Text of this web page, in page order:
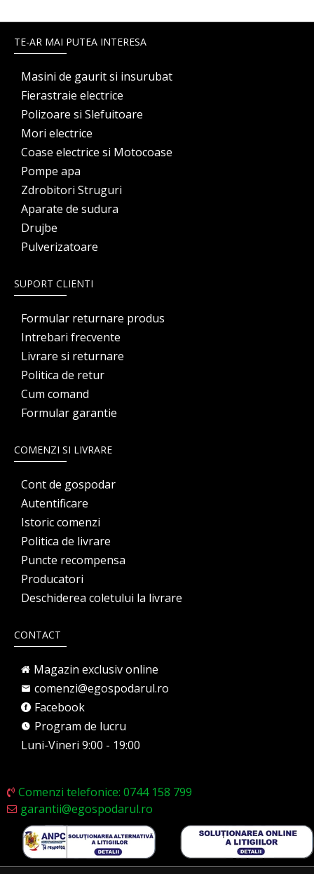
TE-AR MAI PUTEA INTERESA
Masini de gaurit si insurubat
Fierastraie electrice
Polizoare si Slefuitoare
Mori electrice
Coase electrice si Motocoase
Pompe apa
Zdrobitori Struguri
Aparate de sudura
Drujbe
Pulverizatoare
SUPORT CLIENTI
Formular returnare produs
Intrebari frecvente
Livrare si returnare
Politica de retur
Cum comand
Formular garantie
COMENZI SI LIVRARE
Cont de gospodar
Autentificare
Istoric comenzi
Politica de livrare
Puncte recompensa
Producatori
Deschiderea coletului la livrare
CONTACT
Magazin exclusiv online
comenzi@egospodarul.ro
Facebook
Program de lucru
Luni-Vineri 9:00 - 19:00
Comenzi telefonice: 0744 158 799
garantii@egospodarul.ro